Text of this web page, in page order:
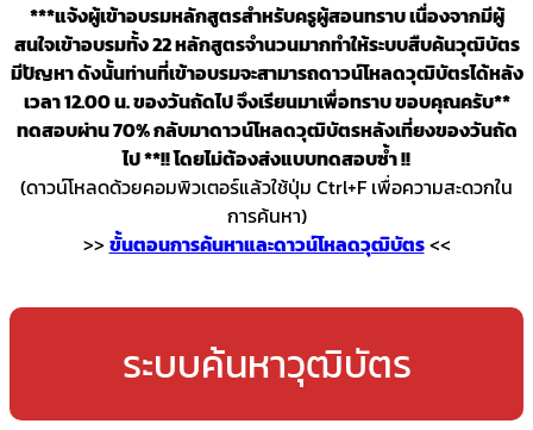
***แจ้งผู้เข้าอบรมหลักสูตรสำหรับครูผู้สอนทราบ เนื่องจากมีผู้
สนใจเข้าอบรมทั้ง 22 หลักสูตรจำนวนมากทำให้ระบบสืบค้นวุฒิบัตร
มีปัญหา ดังนั้นท่านที่เข้าอบรมจะสามารถดาวน์โหลดวุฒิบัตรได้หลัง
เวลา 12.00 น. ของวันถัดไป จึงเรียนมาเพื่อทราบ ขอบคุณครับ**
ทดสอบผ่าน 70% กลับมาดาวน์โหลดวุฒิบัตรหลังเที่ยงของวันถัด
ไป **!! โดยไม่ต้องส่งแบบทดสอบซ้ำ !!
(ดาวน์โหลดด้วยคอมพิวเตอร์แล้วใช้ปุ่ม Ctrl+F เพื่อความสะดวกใน
การค้นหา)
>> ขั้นตอนการค้นหาและดาวน์โหลดวุฒิบัตร<<
ระบบค้นหาวุฒิบัตร